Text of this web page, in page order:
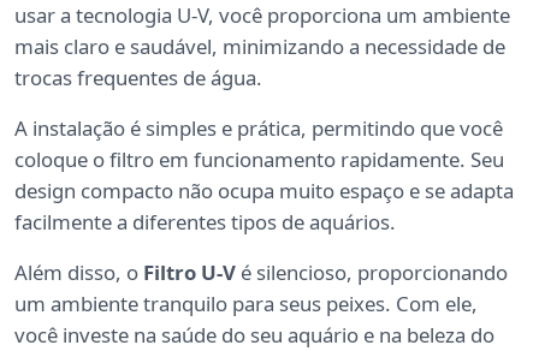
usar a tecnologia U-V, você proporciona um ambiente
mais claro e saudável, minimizando a necessidade de
trocas frequentes de água.
A instalação é simples e prática, permitindo que você
coloque o filtro em funcionamento rapidamente. Seu
design compacto não ocupa muito espaço e se adapta
facilmente a diferentes tipos de aquários.
Além disso, o Filtro U-V é silencioso, proporcionando
um ambiente tranquilo para seus peixes. Com ele,
você investe na saúde do seu aquário e na beleza do